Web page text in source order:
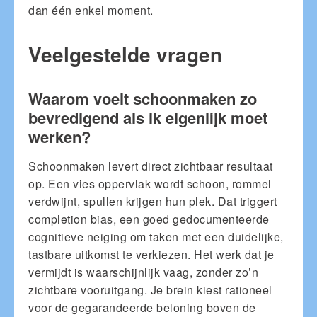
dan één enkel moment.
Veelgestelde vragen
Waarom voelt schoonmaken zo
bevredigend als ik eigenlijk moet
werken?
Schoonmaken levert direct zichtbaar resultaat
op. Een vies oppervlak wordt schoon, rommel
verdwijnt, spullen krijgen hun plek. Dat triggert
completion bias, een goed gedocumenteerde
cognitieve neiging om taken met een duidelijke,
tastbare uitkomst te verkiezen. Het werk dat je
vermijdt is waarschijnlijk vaag, zonder zo’n
zichtbare vooruitgang. Je brein kiest rationeel
voor de gegarandeerde beloning boven de